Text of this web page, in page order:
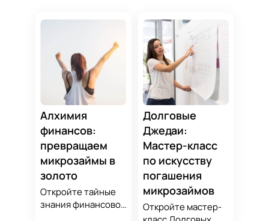
Алхимия
финансов:
превращаем
микрозаймы в
золото
Откройте тайные
знания финансовой
Долговые
Джедаи:
Мастер-класс
по искусству
погашения
микрозаймов
Откройте мастер-